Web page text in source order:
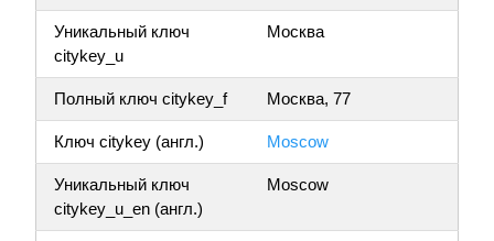
Уникальный ключ
citykey_u
Москва
Полный ключ citykey_f Москва, 77
Ключ citykey (англ.) Moscow
Уникальный ключ
citykey_u_en (англ.)
Moscow